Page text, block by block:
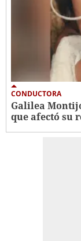
CONDUCTORA
Galilea
que afectó su